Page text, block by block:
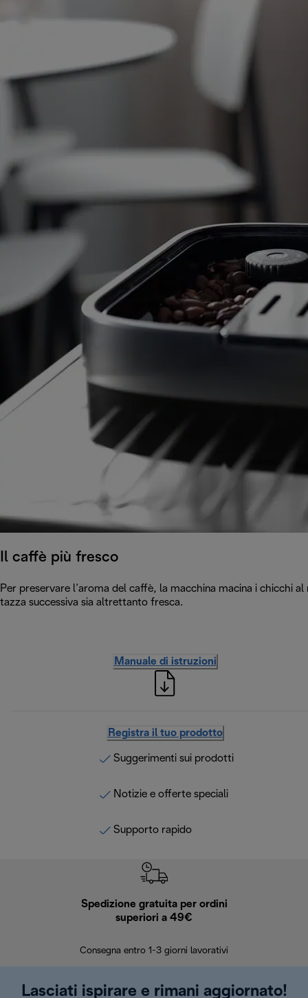
Il caffè più fresco
Per preservare l’aroma del caffè, la macchina macina i chicchi
tazza successiva sia altrettanto fresca.
Manuale di istruzioni
Registra il tuo prodotto
Suggerimenti sui prodotti
Notizie e offerte speciali
Supporto rapido
Spedizione gratuita per ordini
superiori a 49€
Consegna entro 1-3 giorni lavorativi
Lasciati ispirare e rimani aggiornato!